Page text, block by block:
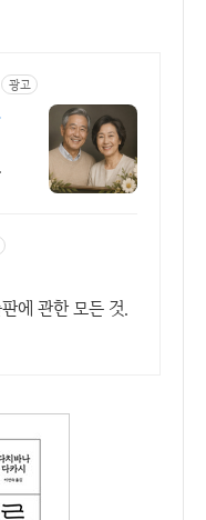
광고
에 관한 모든 것.